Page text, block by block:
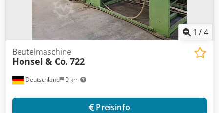
1 /4
Deutschland 0 km
Beutelmaschine
Honsel & Co. 722
Preisinfo